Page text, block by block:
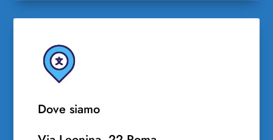
Dove siamo